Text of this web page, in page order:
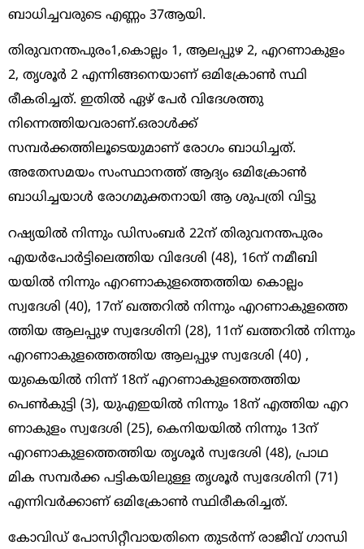
ബാധിച്ചവരുടെ എണ്ണം 37ആയി.
തിരുവനന്തപുരം1,കൊല്ലം 1, ആലപ്പുഴ 2, എറണാകുളം
2, തൃശൂര്‍ 2 എന്നിങ്ങനെയാണ് ഒമിക്രോണ്‍ സ്ഥി
രീകരിച്ചത്. ഇതില്‍ ഏഴ് പേര്‍ വിദേശത്തു
നിന്നെത്തിയവരാണ്.ഒരാള്‍ക്ക്
സമ്പര്‍ക്കത്തിലൂടെയുമാണ് രോഗം ബാധിച്ചത്.
അതേസമയം സംസ്ഥാനത്ത് ആദ്യം ഒമിക്രോണ്‍
ബാധിച്ചയാള്‍ രോഗമുക്തനായി ആ ശുപത്രി വിട്ടു
റഷ്യയില്‍ നിന്നും ഡിസംബര്‍ 22ന് തിരുവനന്തപുരം
എയര്‍പോര്‍ട്ടിലെത്തിയ വിദേശി (48), 16ന് നമീബി
യയില്‍ നിന്നും എറണാകുളത്തെത്തിയ കൊല്ലം
സ്വദേശി (40), 17ന് ഖത്തറില്‍ നിന്നും എറണാകുളത്തെ
ത്തിയ ആലപ്പുഴ സ്വദേശിനി (28), 11ന് ഖത്തറില്‍ നിന്നും
എറണാകുളത്തെത്തിയ ആലപ്പുഴ സ്വദേശി (40) ,
യുകെയില്‍ നിന്ന് 18ന് എറണാകുളത്തെത്തിയ
പെണ്‍കുട്ടി (3), യുഎഇയില്‍ നിന്നും 18ന് എത്തിയ എറ
ണാകുളം സ്വദേശി (25), കെനിയയില്‍ നിന്നും 13ന്
എറണാകുളത്തെത്തിയ തൃശൂര്‍ സ്വദേശി (48), പ്രാഥ
മിക സമ്പര്‍ക്ക പട്ടികയിലുള്ള തൃശൂര്‍ സ്വദേശിനി (71)
എന്നിവര്‍ക്കാണ് ഒമിക്രോണ്‍ സ്ഥിരീകരിച്ചത്.
കോവിഡ് പോസിറ്റീവായതിനെ തുടര്‍ന്ന് രാജീവ് ഗാന്ധി